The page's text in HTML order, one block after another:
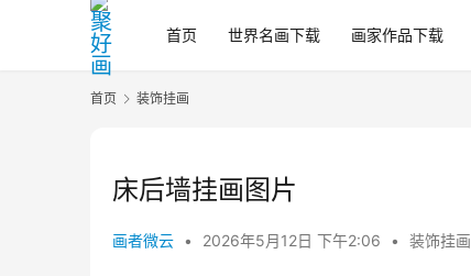
首页 世界名画下载 画家作品下载
首页 装饰挂画
床后墙挂画图片
画者微云 • 2026年5月12日 下午2:06 • 装饰挂画